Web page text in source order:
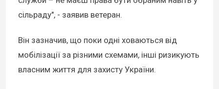
сільраду", - заявив ветеран.
Він зазначив, що поки одні ховаються від
мобілізації за різними схемами, інші ризикують
власним життя для захисту України.